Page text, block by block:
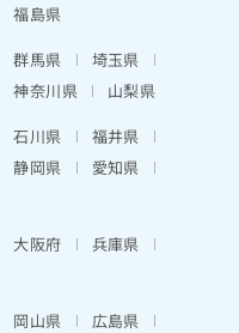
福島県
群馬県
埼玉県
神奈川県
山梨県
石川県
福井県
静岡県
愛知県
大阪府
兵庫県
岡山県
広島県